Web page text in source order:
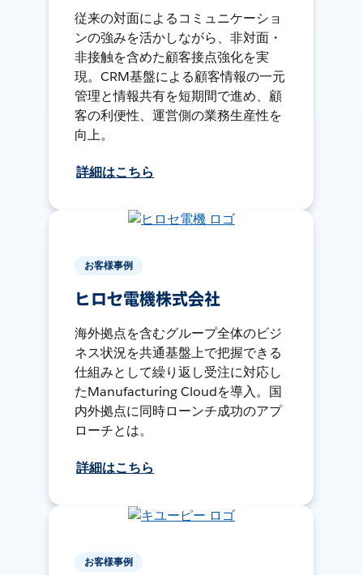
従来の対面によるコミュニケーショ
ンの強みを活かしながら、非対面・
非接触を含めた顧客接点強化を実
現。CRM基盤による顧客情報の一元
管理と情報共有を短期間で進め、顧
客の利便性、運営側の業務生産性を
向上。
詳細はこちら
お客様事例
ヒロセ電機株式会社
海外拠点を含むグループ全体のビジ
ネス状況を共通基盤上で把握できる
仕組みとして繰り返し受注に対応し
たManufacturing Cloudを導入。国
内外拠点に同時ローンチ成功のアプ
ローチとは。
詳細はこちら
お客様事例